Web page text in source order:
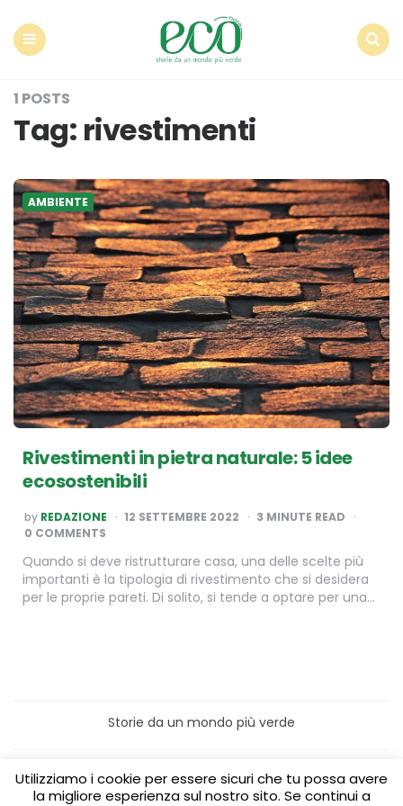
1 POSTS
Tag: rivestimenti
AMBIENTE
Rivestimenti in pietra naturale: 5 idee
ecosostenibili
POSTED
BY
by REDAZIONE 12 SETTEMBRE 2022 3 MINUTE READ
0 COMMENTS
Quando si deve ristrutturare casa, una delle scelte più
importanti è la tipologia di rivestimento che si desidera
per le proprie pareti. Di solito, si tende a optare per una…
Storie da un mondo più verde
Home
Turismo sostenibile
Laboratori/Visite per le scuole
Green content per aziende Media Partner
Utilizziamo i cookie per essere sicuri che tu possa avere
la migliore esperienza sul nostro sito. Se continui a